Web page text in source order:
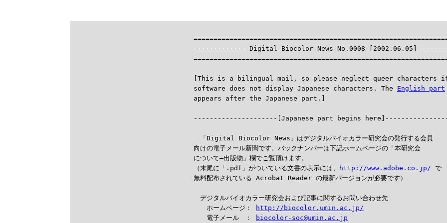
------------- Digital Biocolor News No.0008 [2002.06.05]
[This is a bilingual mail, so please neglect queer characters
software does not display Japanese characters. The English part
---------------------[Japanese part begins
「Digital Biocolor News」はデジタルバイオカラー研究会の発行する会員
向けの電子メール新聞です。バックナンバーは下記ホームページの「本研究会
について―出版物」欄でご覧頂けます。
（末尾に「.pdf」がついている文書の表示には、
http://www.adobe.co.jp/ で
無料配布されている Acrobat Reader の最新バージョンが必要です）
デジタルバイオカラー研究会および記事に関するお問い合わせ先
ホームページ：
http://biocolor.umin.ac.jp/
電子メール　：
biocolor-soc@umin.ac.jp